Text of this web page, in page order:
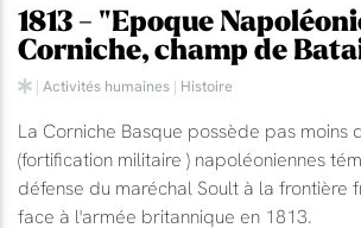
1813 - "Epoque
Corniche, champ de
| Activités humaines | Histoire
La Corniche Basque possède pas moins
(fortification militaire ) napoléoniennes
défense du maréchal Soult à la frontière
face à l'armée britannique en 1813.